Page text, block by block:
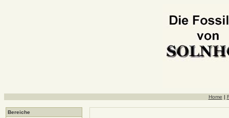
Home |
Bereiche